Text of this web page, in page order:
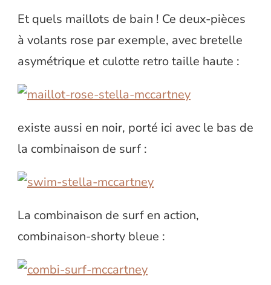
Et quels maillots de bain ! Ce deux-pièces
à volants rose par exemple, avec bretelle
asymétrique et culotte retro taille haute :
existe aussi en noir, porté ici avec le bas de
la combinaison de surf :
La combinaison de surf en action,
combinaison-shorty bleue :